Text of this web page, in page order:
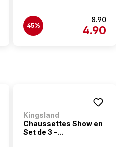
45%
8.90
4.90
Kingsland
Chaussettes Show en
Set de 3 –...